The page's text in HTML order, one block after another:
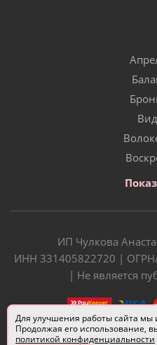
ИП Чулкова
ИНН 331405822720 |
| Не является
Для улучшения работы сайта мы
Продолжая его использование,
политикой конфиденциальности